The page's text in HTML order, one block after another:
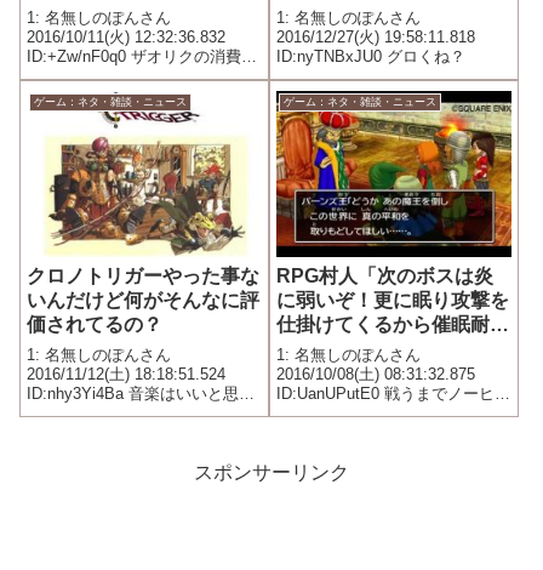
る？
1: 名無しのぽんさん
2016/10/11(火) 12:32:36.832
ID:+Zw/nF0q0 ザオリクの消費
MPは20 確実に復活する HPも全
快 ザオラルの消費MPは10 およ
そ5割の確率で復活する （うんの
よさが影響） 最大H...
の？
1: 名無しのぽんさん
2016/12/27(火) 19:58:11.818
ID:nyTNBxJU0 グロくね？
ゲーム：ネタ・雑談・ニュース
クロノトリガーやった事な
いんだけど何がそんなに評
価されてるの？
1: 名無しのぽんさん
2016/11/12(土) 18:18:51.524
ID:nhy3Yi4Ba 音楽はいいと思っ
た
ゲーム：ネタ・雑談・ニュース
RPG村人「次のボスは炎
に弱いぞ！更に眠り攻撃を
仕掛けてくるから催眠耐性
を忘れんなよ」←こういう
ヒント欲しいよな
1: 名無しのぽんさん
2016/10/08(土) 08:31:32.875
ID:UanUPutE0 戦うまでノーヒン
トとかずるいと思う
スポンサーリンク